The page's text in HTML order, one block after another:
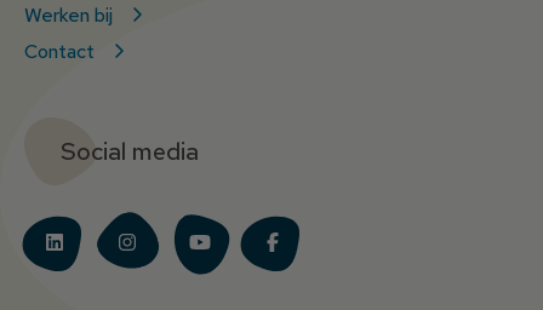
Werken bij
Contact
Social media